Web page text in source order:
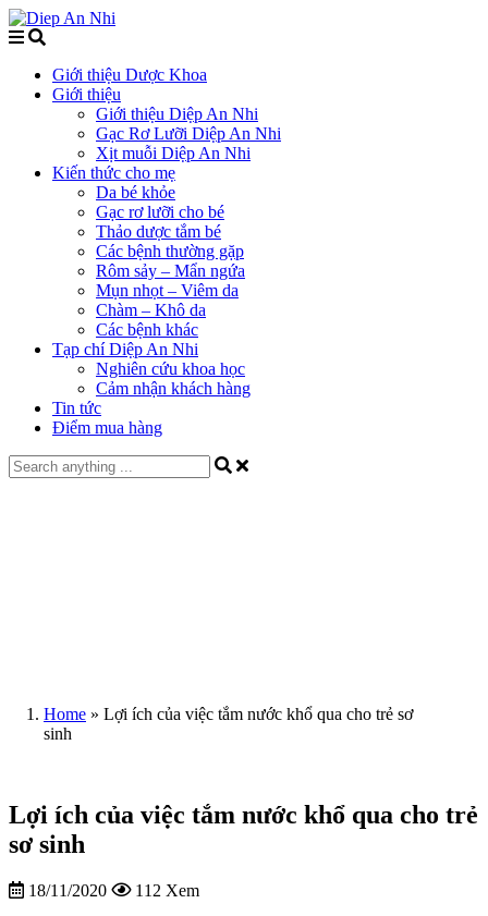
Giới thiệu Dược Khoa
Giới thiệu
Giới thiệu Diệp An Nhi
Gạc Rơ Lưỡi Diệp An Nhi
Xịt muỗi Diệp An Nhi
Kiến thức cho mẹ
Da bé khỏe
Gạc rơ lưỡi cho bé
Thảo dược tắm bé
Các bệnh thường gặp
Rôm sảy – Mẩn ngứa
Mụn nhọt – Viêm da
Chàm – Khô da
Các bệnh khác
Tạp chí Diệp An Nhi
Nghiên cứu khoa học
Cảm nhận khách hàng
Tin tức
Điểm mua hàng
Home » Lợi ích của việc tắm nước khổ qua cho trẻ sơ
sinh
Lợi ích của việc tắm nước khổ qua cho trẻ
sơ sinh
18/11/2020 112 Xem